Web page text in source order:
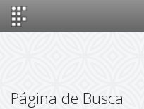
Página de Busca